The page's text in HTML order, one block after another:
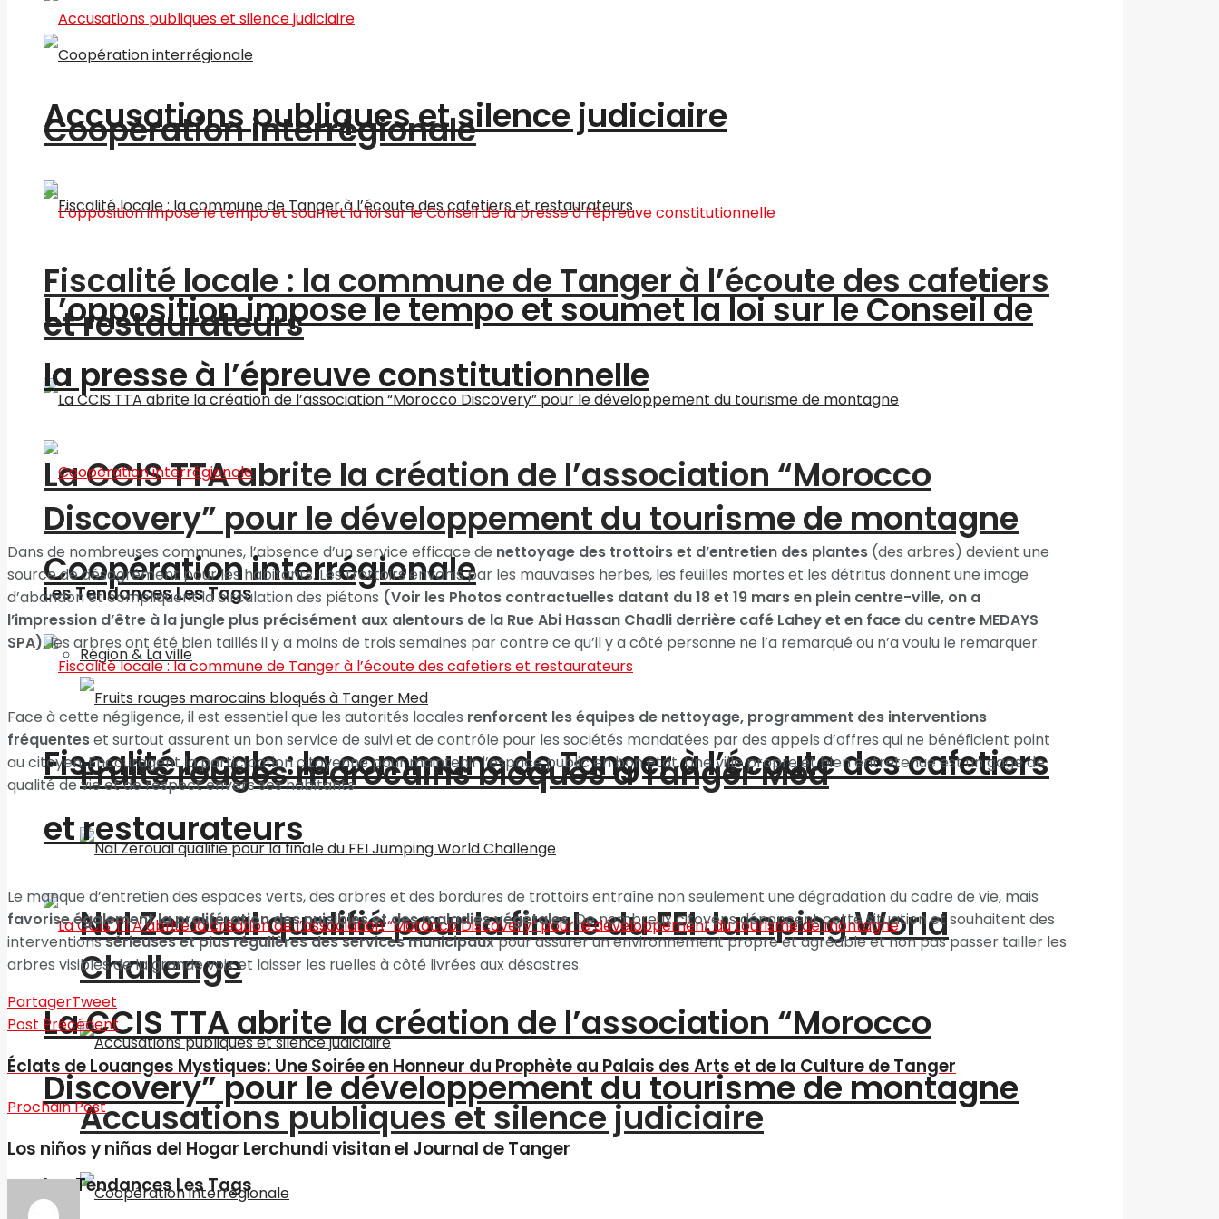
Coopération interrégionale
Fiscalité locale : la commune de Tanger à l’écoute des cafetiers
et restaurateurs
La CCIS TTA abrite la création de l’association “Morocco
Discovery” pour le développement du tourisme de montagne
Les Tendances Les Tags
Région & La ville
Fruits rouges marocains bloqués à Tanger Med
Nal Zeroual qualifié pour la finale du FEI Jumping World
Challenge
Accusations publiques et silence judiciaire
Accusations publiques et silence judiciaire
L’opposition impose le tempo et soumet la loi sur le Conseil de
la presse à l’épreuve constitutionnelle
Coopération interrégionale
Fiscalité locale : la commune de Tanger à l’écoute des cafetiers
et restaurateurs
La CCIS TTA abrite la création de l’association “Morocco
Discovery” pour le développement du tourisme de montagne
Les Tendances Les Tags
Dans de nombreuses communes, l’absence d’un service efficace de nettoyage des trottoirs et d’entretien des plantes (des arbres) devient une
source de désagrément pour les habitants. Les trottoirs envahis par les mauvaises herbes, les feuilles mortes et les détritus donnent une image
d’abandon et compliquent la circulation des piétons (Voir les Photos contractuelles datant du 18 et 19 mars en plein centre-ville, on a
l’impression d’être à la jungle plus précisément aux alentours de la Rue Abi Hassan Chadli derrière café Lahey et en face du centre MEDAYS
SPA),les arbres ont été bien taillés il y a moins de trois semaines par contre ce qu’il y a côté personne ne l’a remarqué ou n’a voulu le remarquer.
Face à cette négligence, il est essentiel que les autorités locales renforcent les équipes de nettoyage, programment des interventions
fréquenteset surtout assurent un bon service de suivi et de contrôle pour les sociétés mandatées par des appels d’offres qui ne bénéficient point
au citoyen. Encouragent la participation citoyenne pour maintenir l’espace public en bon état. Une ville propre et bien entretenue est un gage de
qualité de vie et de respect envers ses habitants.
Le manque d’entretien des espaces verts, des arbres et des bordures de trottoirs entraîne non seulement une dégradation du cadre de vie, mais
favorise également la prolifération des nuisibles et des maladies végétales. De nombreux citoyens dénoncent cette situation et souhaitent des
interventionssérieuses et plus régulières des services municipauxpour assurer un environnement propre et agréable et non pas passer tailler les
arbres visibles de la grande voix et laisser les ruelles à côté livrées aux désastres.
PartagerTweet
Post Précédent
Éclats de Louanges Mystiques: Une Soirée en Honneur du Prophète au Palais des Arts et de la Culture de Tanger
Prochain Post
Los niños y niñas del Hogar Lerchundi visitan el Journal de Tanger